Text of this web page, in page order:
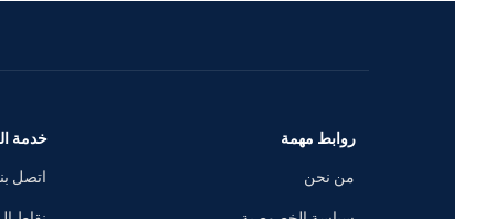
روابط مهمة
من نحن
خدمة العملاء
اتصل بنا